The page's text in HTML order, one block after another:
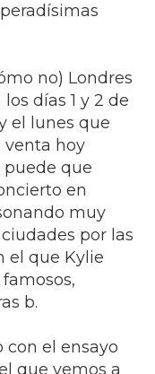
no) Londres
días 1 y 2 de
el lunes que
venta hoy
puede que
en
muy
por las
el que Kylie
b.
con el ensayo
que vemos a